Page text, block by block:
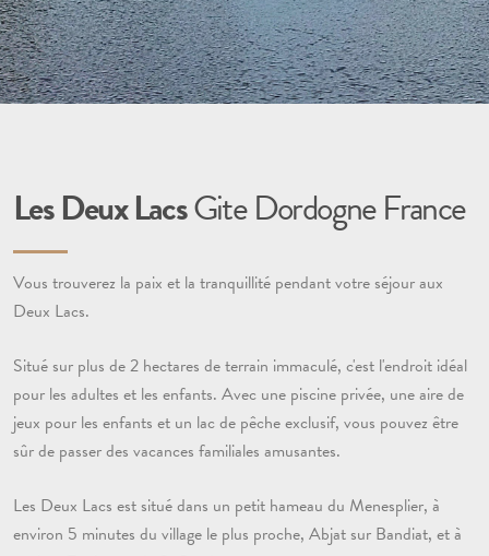
Les Deux LacsGite Dordogne France
Vous trouverez la paix et la tranquillité pendant votre séjour aux
Deux Lacs.
Situé sur plus de 2 hectares de terrain immaculé, c'est l'endroit idéal
pour les adultes et les enfants. Avec une piscine privée, une aire de
jeux pour les enfants et un lac de pêche exclusif, vous pouvez être
sûr de passer des vacances familiales amusantes.
Les Deux Lacs est situé dans un petit hameau du Menesplier, à
environ 5 minutes du village le plus proche, Abjat sur Bandiat, et à